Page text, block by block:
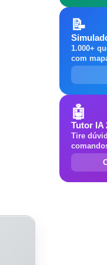
📝
1.000+
com
🤖
Tutor IA
Tire